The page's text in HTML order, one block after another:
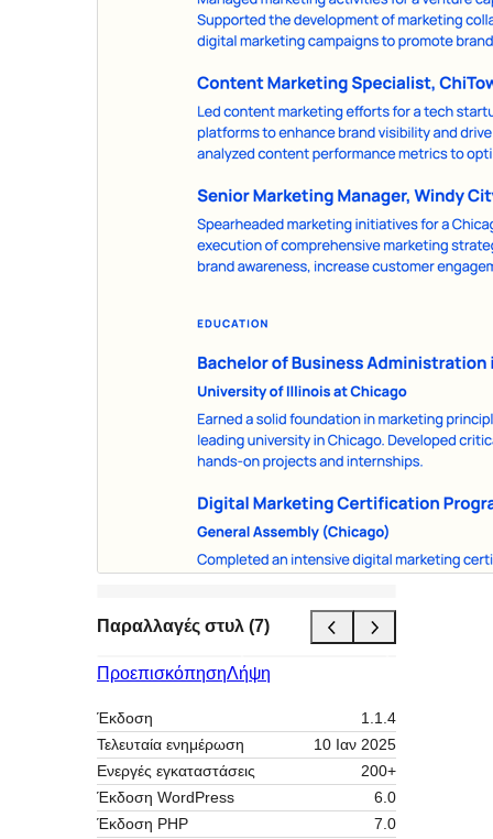
Παραλλαγές στυλ (7)
ΠροεπισκόπησηΛήψη
Έκδοση
1.1.4
Τελευταία ενημέρωση
10 Ιαν 2025
Ενεργές εγκαταστάσεις
200+
Έκδοση WordPress
6.0
Έκδοση ΡΗΡ
7.0